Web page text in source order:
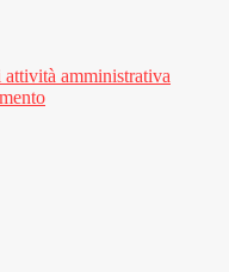
attività amministrativa